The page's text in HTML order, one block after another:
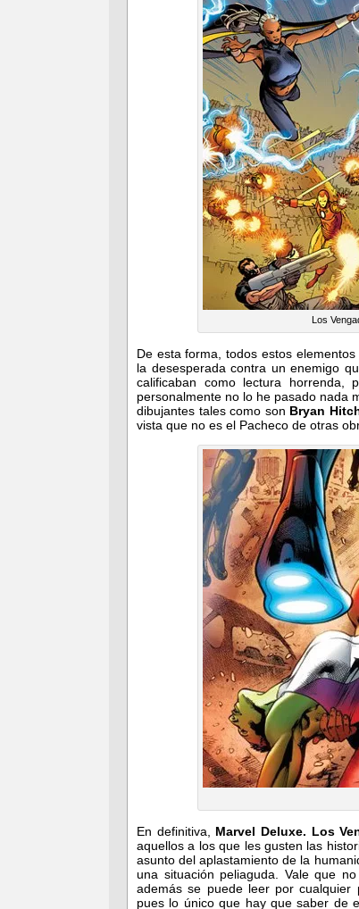
Los
De esta forma, todos estos
la desesperada contra un enemigo
calificaban como lectura
personalmente no lo he pasado nada
dibujantes tales como son Bryan
vista que no es el Pacheco de otras
En definitiva, Marvel Deluxe. Los
aquellos a los que les gusten las
asunto del aplastamiento de la
una situación peliaguda. Vale que
además se puede leer por cualquier
pues lo único que hay que saber de